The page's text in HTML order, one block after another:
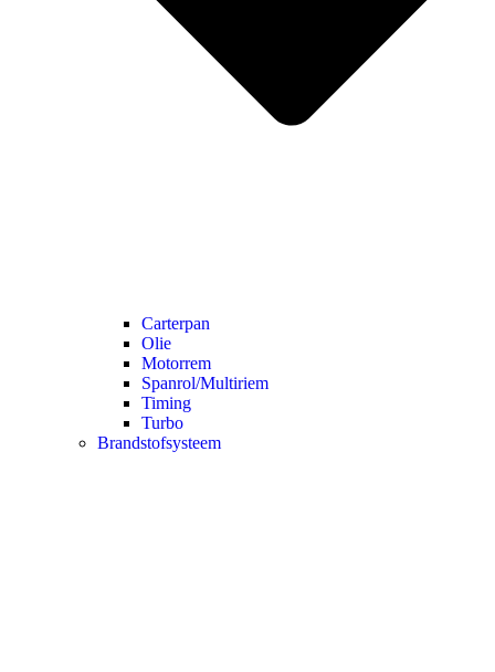
Carterpan
Olie
Motorrem
Spanrol/Multiriem
Timing
Turbo
Brandstofsysteem